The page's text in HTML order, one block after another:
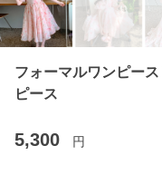
フォーマルワンピー
ピース
5,300 円